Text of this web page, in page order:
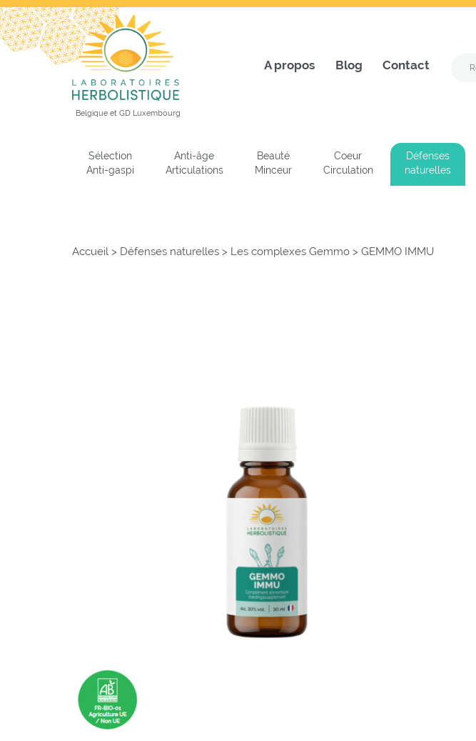
Belgique et GD Luxembourg
A propos Blog Contact
Sélection
Anti-gaspi
Anti-âge
Articulations
Beauté
Minceur
Coeur
Circulation
Défenses
naturelles
Accueil > Défenses naturelles> Les complexes Gemmo> GEMMO IMMU